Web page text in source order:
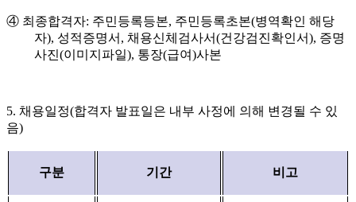
④ 최종합격자: 주민등록등본, 주민등록초본(병역확인 해당
자), 성적증명서 , 채용신체검사서(건강검진확인서), 증명
사진(이미지파일), 통장(급여)사본
5. 채용일정(합격자 발표일은 내부 사정에 의해 변경될 수 있
음)
구분 기간 비고